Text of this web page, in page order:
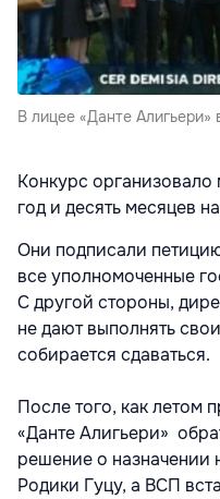
В лицее «Данте Алигьери»
Конкурс
год и десять месяцев
Они подписали
все уполномоченные
С другой стороны,
не дают выполнять
собирается сдаваться.
После того, как летом
«Данте Алигьери»
решение о назначении
Родики Гуцу, а ВСП